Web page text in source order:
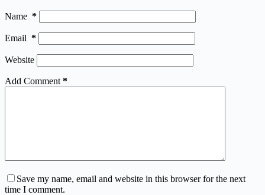
Name *
Email *
Website
Add Comment *
Save my name, email and website in this browser for the next
time I comment.